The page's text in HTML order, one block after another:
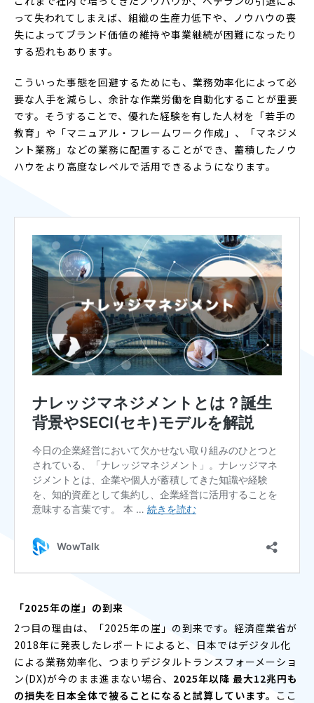
って失われてしまえば、組織の生産力低下や、ノウハウの喪
失によってブランド価値の維持や事業継続が困難になったり
する恐れもあります。
こういった事態を回避するためにも、業務効率化によって必
要な人手を減らし、余計な作業労働を自動化することが重要
です。そうすることで、優れた経験を有した人材を「若手の
教育」や「マニュアル・フレームワーク作成」、「マネジメ
ント業務」などの業務に配置することができ、蓄積したノウ
ハウをより高度なレベルで活用できるようになります。
「2025年の崖」の到来
2つ目の理由は、「2025年の崖」の到来です。経済産業省が
2018年に発表したレポートによると、日本ではデジタル化
による業務効率化、つまりデジタルトランスフォーメーショ
ン(DX)が今のまま進まない場合、 2025年以降 最大12兆円も
の損失を日本全体で被ることになると試算しています。 ここ